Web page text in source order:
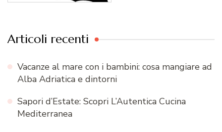
Articoli recenti
Vacanze al mare con i bambini: cosa mangiare ad
Alba Adriatica e dintorni
Sapori d’Estate: Scopri L’Autentica Cucina
Mediterranea